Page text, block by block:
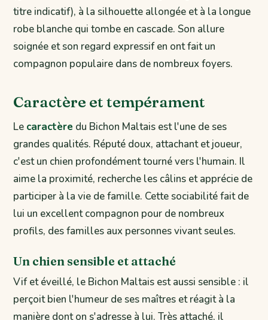
titre indicatif), à la silhouette allongée et à la longue
robe blanche qui tombe en cascade. Son allure
soignée et son regard expressif en ont fait un
compagnon populaire dans de nombreux foyers.
Caractère et tempérament
Le caractère du Bichon Maltais est l'une de ses
grandes qualités. Réputé doux, attachant et joueur,
c'est un chien profondément tourné vers l'humain. Il
aime la proximité, recherche les câlins et apprécie de
participer à la vie de famille. Cette sociabilité fait de
lui un excellent compagnon pour de nombreux
profils, des familles aux personnes vivant seules.
Un chien sensible et attaché
Vif et éveillé, le Bichon Maltais est aussi sensible : il
perçoit bien l'humeur de ses maîtres et réagit à la
manière dont on s'adresse à lui. Très attaché, il